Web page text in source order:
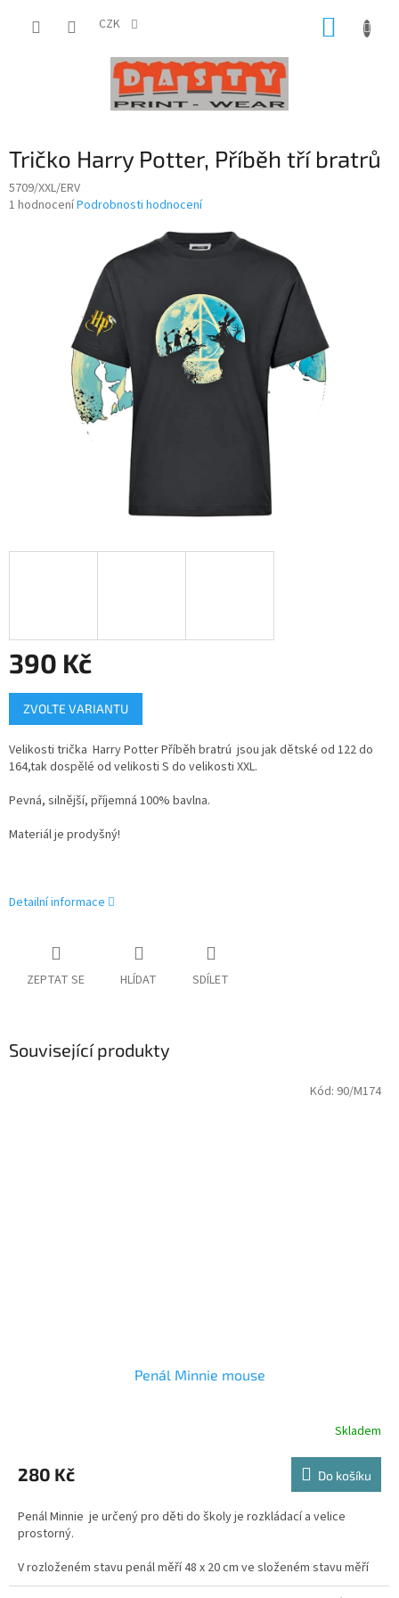
CZK
Tričko Harry Potter, Příběh tří bratrů
5709/XXL/ERV
Průměrné
1 hodnoceníPodrobnosti hodnocení
390 Kč
Měrná
cena:
ZVOLTE VARIANTU
Velikosti trička Harry Potter Příběh bratrú jsou jak dětské od 122 do
164,tak dospělé od velikosti S do velikosti XXL.
Pevná, silnější, příjemná 100% bavlna.
Materiál je prodyšný!
Detailní informace
ZEPTAT SE HLÍDAT SDÍLET
Související produkty
Penál Minnie mouse
produktu
je
z
5
Skladem
280 Kč Do košíku
Penál Minnie je určený pro děti do školy je rozkládací a velice
prostorný.
V rozloženém stavu penál měří 48 x 20 cm ve složeném stavu měří
20 x 13 x 4 cm
Kód: 90/M174